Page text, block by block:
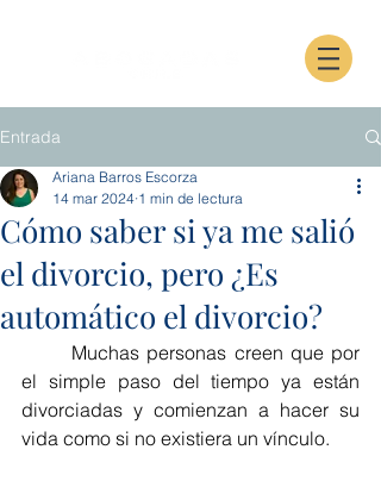
Entrada
Cómo saber si ya me salió
el divorcio, pero ¿Es
automático el divorcio?
Ariana Barros Escorza
14 mar 2024 1 min de lectura
Muchas personas creen que por
el simple paso del tiempo ya están
divorciadas y comienzan a hacer su
vida como si no existiera un vínculo.